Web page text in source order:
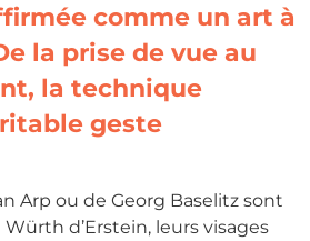
comme un art à
la prise de vue au
la technique
geste
Arp ou de Georg Baselitz sont
d’Erstein, leurs visages